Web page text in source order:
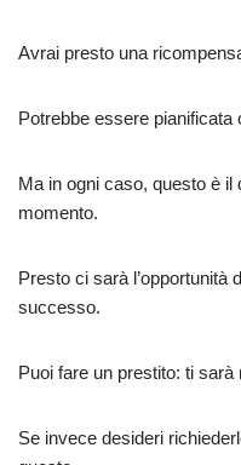
Avrai presto una
Potrebbe essere pianificata
Ma in ogni caso, questo è il
momento.
Presto ci sarà l’opportunità
successo.
Puoi fare un prestito: ti
Se invece desideri